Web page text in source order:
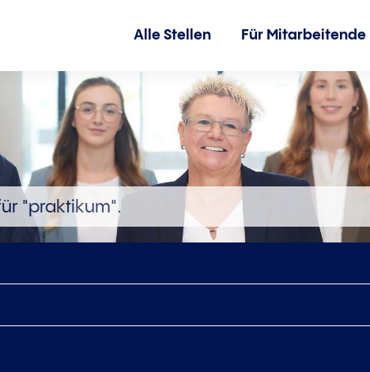
Alle Stellen Für Mitarbeitende
"praktikum".